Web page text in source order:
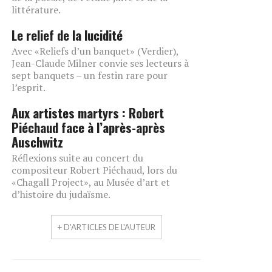
littérature.
Le relief de la lucidité
Avec «Reliefs d’un banquet» (Verdier),
Jean-Claude Milner convie ses lecteurs à
sept banquets – un festin rare pour
l’esprit.
Aux artistes martyrs : Robert
Piéchaud face à l’après-après
Auschwitz
Réflexions suite au concert du
compositeur Robert Piéchaud, lors du
«Chagall Project», au Musée d’art et
d’histoire du judaïsme.
+ D'ARTICLES DE L'AUTEUR